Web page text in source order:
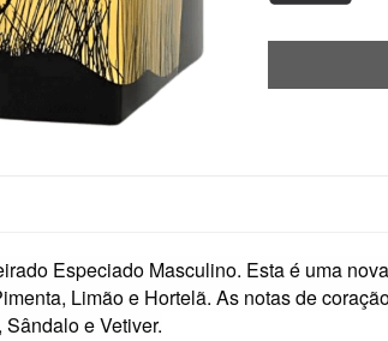
Especiado Masculino. Esta é uma
Limão e Hortelã. As notas de
e Vetiver.